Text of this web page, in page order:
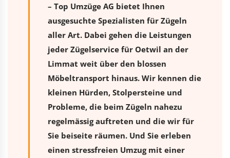
– Top Umzüge AG bietet Ihnen
ausgesuchte Spezialisten für Zügeln
aller Art. Dabei gehen die Leistungen
jeder Zügelservice für Oetwil an der
Limmat weit über den blossen
Möbeltransport hinaus. Wir kennen die
kleinen Hürden, Stolpersteine und
Probleme, die beim Zügeln nahezu
regelmässig auftreten und die wir für
Sie beiseite räumen. Und Sie erleben
einen stressfreien Umzugmit einer